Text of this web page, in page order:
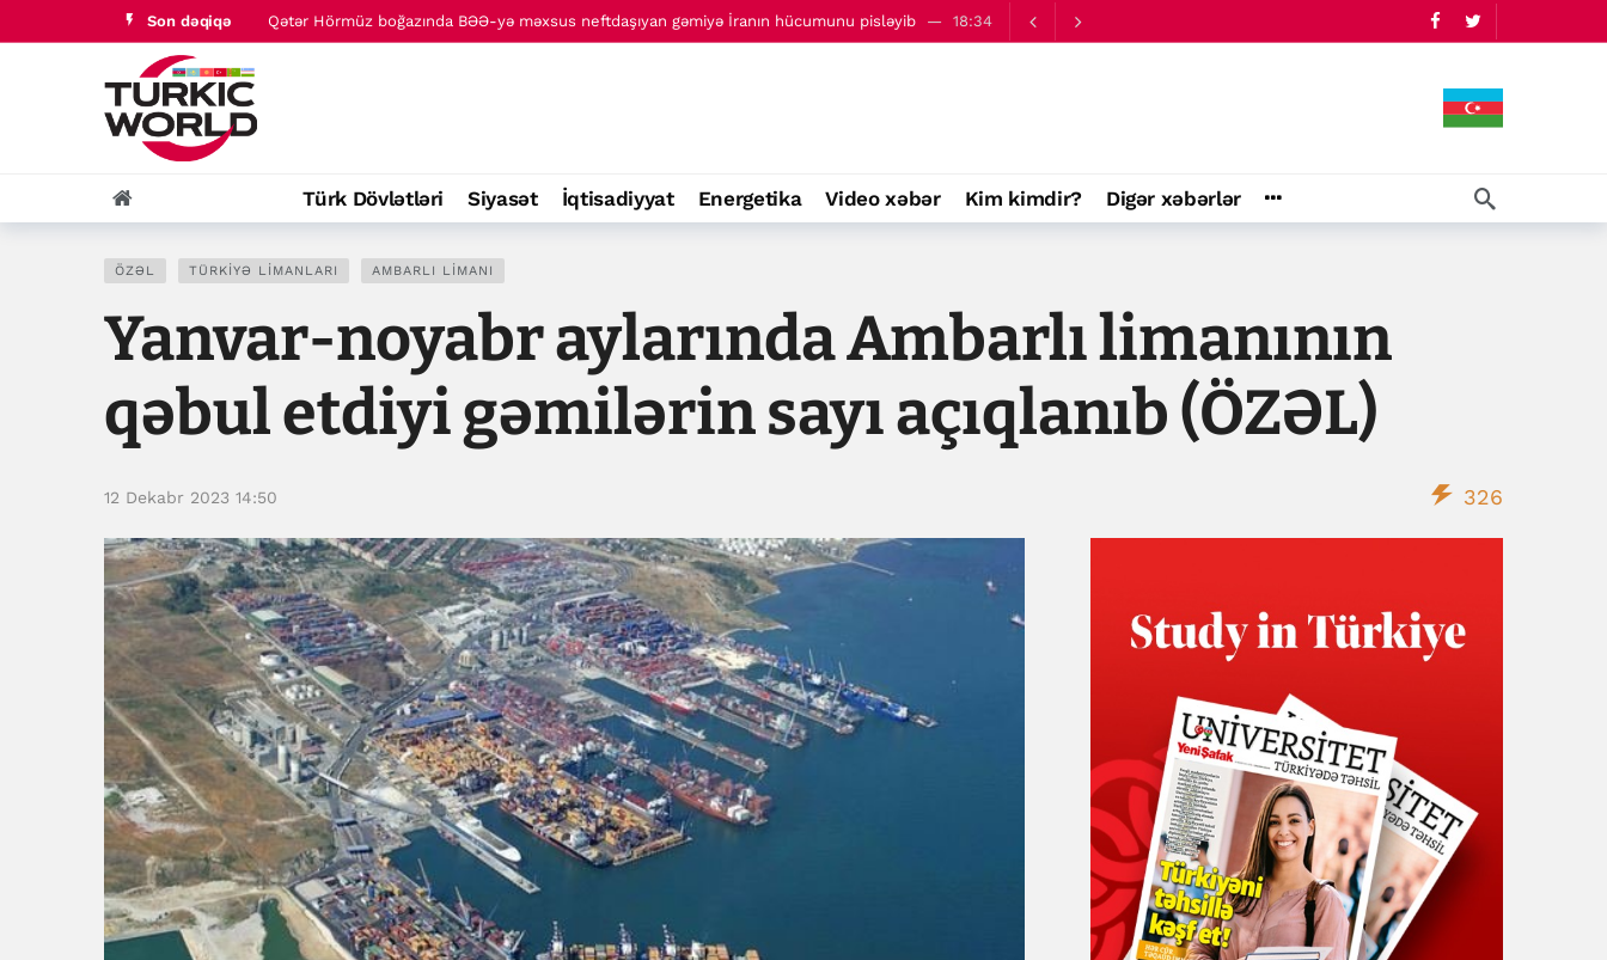
Son dəqiqə Qətər Hörmüz boğazında BƏƏ-yə məxsus neftdaşıyan gəmiyə İranın hücumunu pisləyib 18:34
Türk Dövlətləri Siyasət İqtisadiyyat Energetika Video xəbər Kim kimdir? Digər xəbərlər
ÖZƏL TÜRKIYƏ LIMANLARI AMBARLI LIMANI
Yanvar-noyabr aylarında Ambarlı limanının
qəbul etdiyi gəmilərin sayı açıqlanıb (ÖZƏL)
12 Dekabr 2023 14:50 326